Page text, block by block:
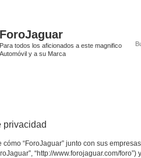
ForoJaguar
Para todos los aficionados a este magnifico
Automóvil y a su Marca
privacidad
“ForoJaguar” junto con sus
“http://www.forojaguar.com/